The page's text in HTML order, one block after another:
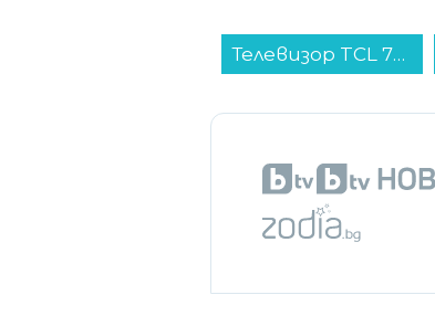
Телевизор TCL 75Q6C , 189 см, 3840x2160 UHD-4K , 75 inch, Android , Mini LED , Smart TV...